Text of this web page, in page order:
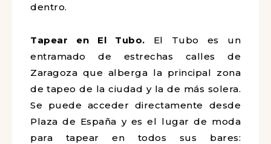
dentro.
Tapear en El Tubo. El Tubo es un
entramado de estrechas calles de
Zaragoza que alberga la principal zona
de tapeo de la ciudad y la de más solera.
Se puede acceder directamente desde
Plaza de España y es el lugar de moda
para tapear en todos sus bares: